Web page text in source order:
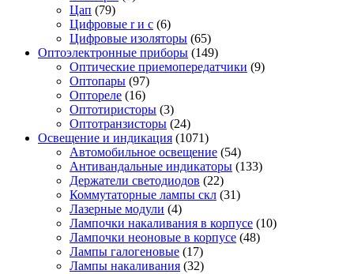
Цап (79)
Цифровые r и c (6)
Цифровые изоляторы (65)
Оптоэлектронные приборы (149)
Оптические приемопередатчики (9)
Оптопары (97)
Оптореле (16)
Оптотиристоры (3)
Оптотранзисторы (24)
Освещение и индикация (1071)
Автомобильное освещение (54)
Антивандальные индикаторы (133)
Держатели светодиодов (22)
Коммутаторные лампы скл (31)
Лазерные модули (4)
Лампочки накаливания в корпусе (10)
Лампочки неоновые в корпусе (48)
Лампы галогеновые (17)
Лампы накаливания (32)